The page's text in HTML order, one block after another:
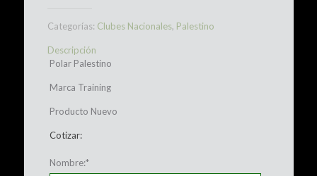
Categorías: Clubes Nacionales, Palestino
Descripción
Polar Palestino
Marca Training
Producto Nuevo
Cotizar:
Nombre:*